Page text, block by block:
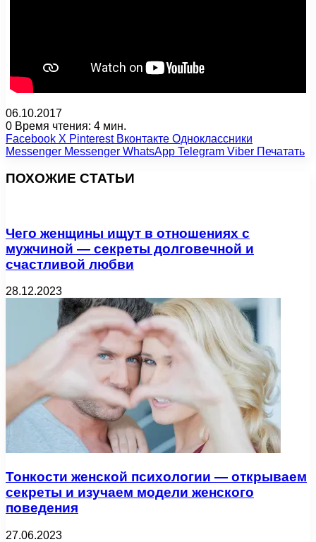
06.10.2017
0 Время чтения: 4 мин.
Facebook X Pinterest Вконтакте Одноклассники
Messenger Messenger WhatsApp Telegram Viber Печатать
ПОХОЖИЕ СТАТЬИ
Чего женщины ищут в отношениях с
мужчиной — секреты долговечной и
счастливой любви
28.12.2023
Тонкости женской психологии — открываем
секреты и изучаем модели женского
поведения
27.06.2023